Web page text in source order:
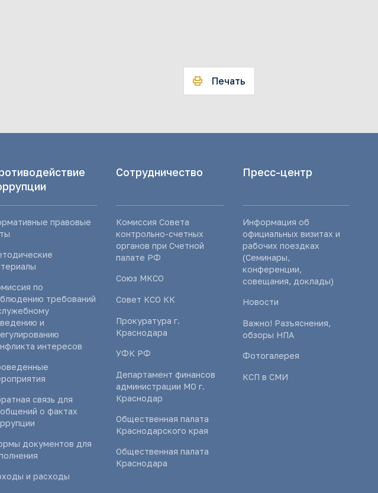
Печать
правовые
по
требований
и
интересов
связь для
о фактах
документов для
и расходы
Сотрудничество
Комиссия Совета
контрольно-счетных
органов при Счетной
палате РФ
Союз МКСО
Совет КСО КК
Прокуратура г.
Краснодара
УФК РФ
Департамент финансов
администрации МО г.
Краснодар
Общественная палата
Краснодарского края
Общественная палата
Краснодара
Пресс-центр
Информация об
официальных визитах и
рабочих поездках
(Семинары,
конференции,
совещания, доклады)
Новости
Важно! Разъяснения,
обзоры НПА
Фотогалерея
КСП в СМИ